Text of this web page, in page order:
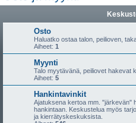
Osto
Haluatko ostaa talon, peilioven,
Aiheet: 1
Myynti
Talo myytävänä, peiliovet hakevat
Aiheet: 5
Hankintavinkit
Ajatuksena kertoa mm. "järkevän"
hankintaan. Keskustelua myös
ja kierrätyskeskuksista.